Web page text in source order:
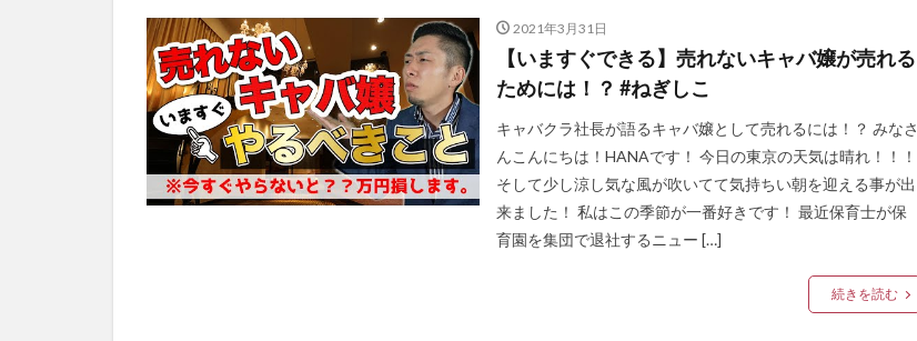
2021年3月31日
【いますぐできる】売れないキャバ嬢が売れる
ためには！？ #ねぎしこ
キャバクラ社長が語るキャバ嬢として売れるには！？ みなさ
んこんにちは！HANAです！ 今日の東京の天気は晴れ！！！
そして少し涼し気な風が吹いてて気持ちい朝を迎える事が出
来ました！ 私はこの季節が一番好きです！ 最近保育士が保
育園を集団で退社するニュー […]
続きを読む